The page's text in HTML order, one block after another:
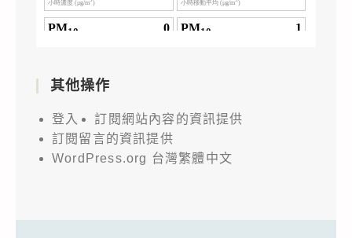
其他操作
登入
訂閱網站內容的資訊提供
訂閱留言的資訊提供
WordPress.org 台灣繁體中文